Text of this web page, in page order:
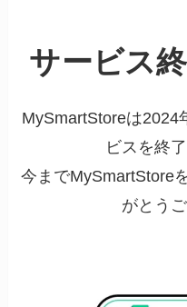
サービス
MySmartStoreは2024
ビスを終
今までMySmartStore
がとう